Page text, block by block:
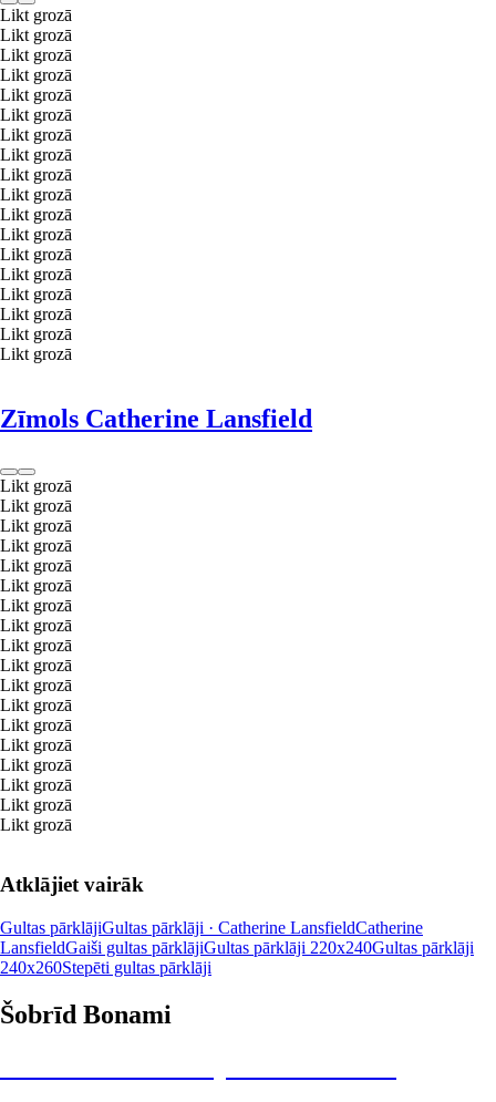
Likt grozā
Likt grozā
Likt grozā
Likt grozā
Likt grozā
Likt grozā
Likt grozā
Likt grozā
Likt grozā
Likt grozā
Likt grozā
Likt grozā
Likt grozā
Likt grozā
Likt grozā
Likt grozā
Likt grozā
Likt grozā
Zīmols Catherine Lansfield
Likt grozā
Likt grozā
Likt grozā
Likt grozā
Likt grozā
Likt grozā
Likt grozā
Likt grozā
Likt grozā
Likt grozā
Likt grozā
Likt grozā
Likt grozā
Likt grozā
Likt grozā
Likt grozā
Likt grozā
Likt grozā
Atklājiet vairāk
Gultas pārklājiGultas pārklāji · Catherine LansfieldCatherine
LansfieldGaiši gultas pārklājiGultas pārklāji 220x240Gultas pārklāji
240x260Stepēti gultas pārklāji
Šobrīd Bonami